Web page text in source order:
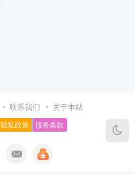
联系我们 关于本站
隐私政策 服务条款